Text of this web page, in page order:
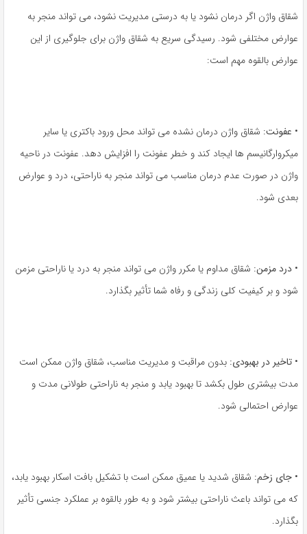
شقاق واژن اگر درمان نشود یا به درستی مدیریت نشود، می تواند منجر به
عوارض مختلفی شود. رسیدگی سریع به شقاق واژن برای جلوگیری از این
عوارض بالقوه مهم است:
• عفونت: شقاق واژن درمان نشده می تواند محل ورود باکتری یا سایر
میکروارگانیسم ها ایجاد کند و خطر عفونت را افزایش دهد. عفونت در ناحیه
واژن در صورت عدم درمان مناسب می تواند منجر به ناراحتی، درد و عوارض
بعدی شود.
• درد مزمن: شقاق مداوم یا مکرر واژن می تواند منجر به درد یا ناراحتی مزمن
شود و بر کیفیت کلی زندگی و رفاه شما تأثیر بگذارد.
• تاخیر در بهبودی: بدون مراقبت و مدیریت مناسب، شقاق واژن ممکن است
مدت بیشتری طول بکشد تا بهبود یابد و منجر به ناراحتی طولانی مدت و
عوارض احتمالی شود.
• جای زخم: شقاق شدید یا عمیق ممکن است با تشکیل بافت اسکار بهبود یابد،
که می تواند باعث ناراحتی بیشتر شود و به طور بالقوه بر عملکرد جنسی تأثیر
بگذارد.